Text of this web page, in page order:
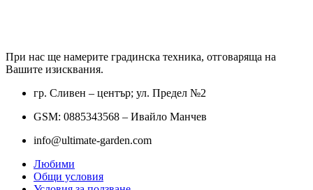
При нас ще намерите градинска техника, отговаряща на
Вашите изисквания.
гр. Сливен – център; ул. Предел №2
GSM: 0885343568 – Ивайло Манчев
info@ultimate-garden.com
Любими
Общи условия